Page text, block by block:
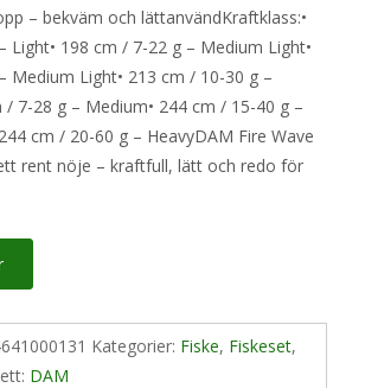
– bekväm och lättanvändKraftklass:•
Light• 198 cm / 7-22 g – Medium Light•
Medium Light• 213 cm / 10-30 g –
/ 7-28 g – Medium• 244 cm / 15-40 g –
cm / 20-60 g – HeavyDAM Fire Wave
rent nöje – kraftfull, lätt och redo för
Kategorier: Fiske, Fiskeset,
DAM